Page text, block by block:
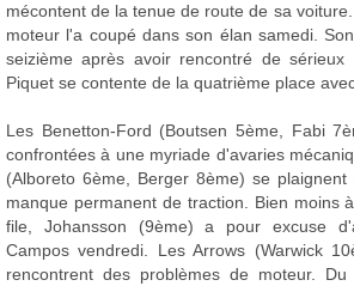
mécontent de la tenue de route de sa
moteur l'a coupé dans son élan samedi.
seizième après avoir rencontré de sérieux
Piquet se contente de la quatrième place
Les Benetton-Ford (Boutsen 5ème, Fabi
confrontées à une myriade d'avaries
(Alboreto 6ème, Berger 8ème) se
manque permanent de traction. Bien moins
file, Johansson (9ème) a pour excuse
Campos vendredi. Les Arrows (Warwick
rencontrent des problèmes de moteur.